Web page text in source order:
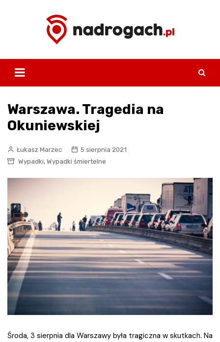
Warszawa. Tragedia na
Okuniewskiej
Łukasz Marzec
5 sierpnia 2021
Wypadki, Wypadki śmiertelne
Środa, 3 sierpnia dla Warszawy była tragiczna w skutkach. Na